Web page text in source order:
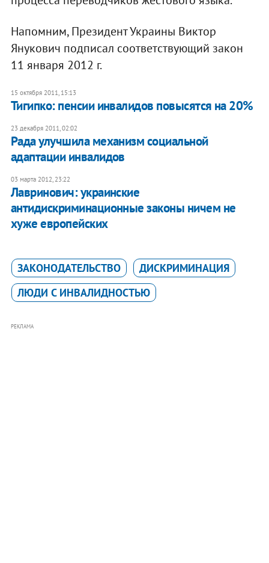
Напомним, Президент Украины Виктор
Янукович подписал соответствующий закон
11 января 2012 г.
15 октября 2011, 15:13
Тигипко: пенсии инвалидов повысятся на 20%
23 декабря 2011, 02:02
​Рада улучшила механизм социальной
адаптации инвалидов
03 марта 2012, 23:22
Лавринович: украинские
антидискриминационные законы ничем не
хуже европейских
ЗАКОНОДАТЕЛЬСТВО
ДИСКРИМИНАЦИЯ
ЛЮДИ С ИНВАЛИДНОСТЬЮ
РЕКЛАМА